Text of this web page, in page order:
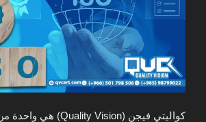
كواليتي فيجن (Quality Vision)
هي واحدة